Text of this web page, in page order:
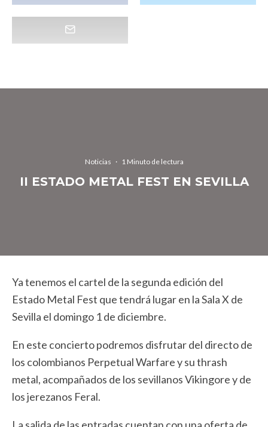
Noticias · 1 Minuto de lectura
II ESTADO METAL FEST EN SEVILLA
Ya tenemos el cartel de la segunda edición del
Estado Metal Fest que tendrá lugar en la Sala X de
Sevilla el domingo 1 de diciembre.
En este concierto podremos disfrutar del directo de
los colombianos Perpetual Warfare y su thrash
metal, acompañados de los sevillanos Vikingore y de
los jerezanos Feral.